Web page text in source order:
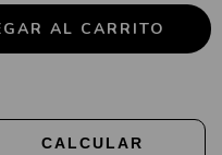
CALCULAR